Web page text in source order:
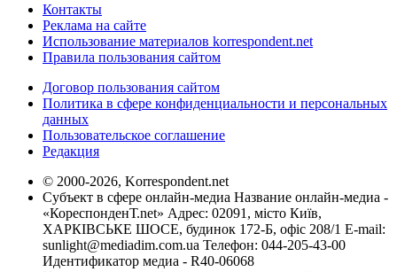
Контакты
Реклама на сайте
Использование материалов korrespondent.net
Правила пользования сайтом
Договор пользования сайтом
Политика в сфере конфиденциальности и персональных
данных
Пользовательское соглашение
Редакция
© 2000-2026, Korrespondent.net
Субъект в сфере онлайн-медиа Название онлайн-медиа -
«КореспонденТ.net» Адрес: 02091, місто Київ,
ХАРКІВСЬКЕ ШОСЕ, будинок 172-Б, офіс 208/1 E-mail:
sunlight@mediadim.com.ua Телефон: 044-205-43-00
Идентификатор медиа - R40-06068